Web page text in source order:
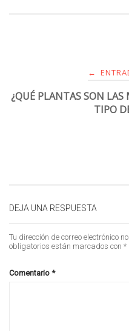
←
¿QUÉ PLANTAS SON LAS
TIPO
DEJA UNA RESPUESTA
Tu dirección de correo electrónico
obligatorios están marcados con *
Comentario *